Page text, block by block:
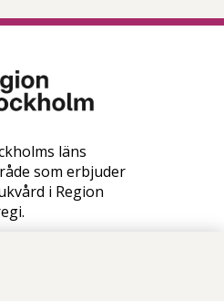
läns
som erbjuder
i Region